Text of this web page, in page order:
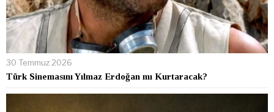
30 Temmuz 2026
Türk Sinemasını Yılmaz Erdoğan mı Kurtaracak?